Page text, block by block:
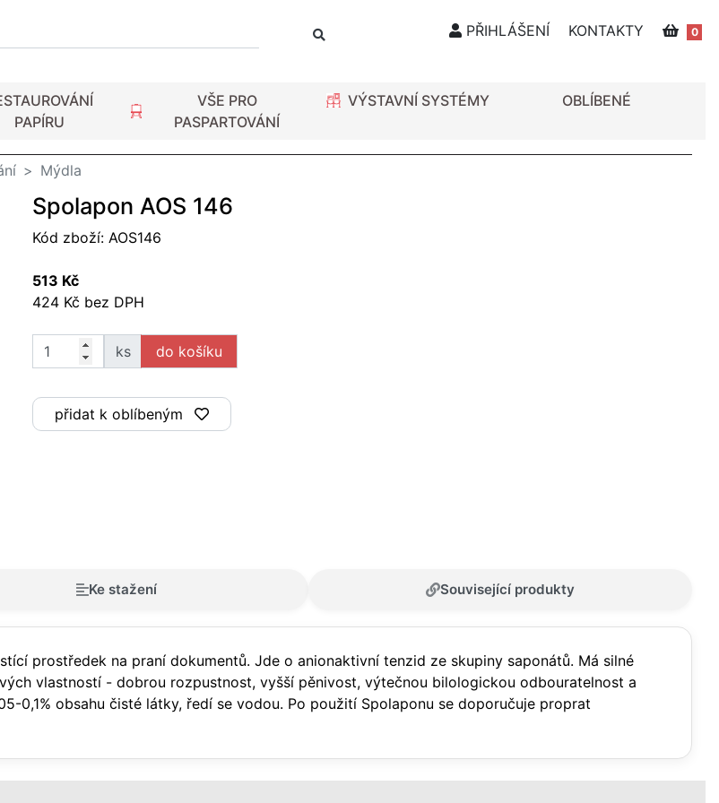
PŘIHLÁŠENÍ KONTAKTY 0
PAPÍRU
VŠE PRO
PASPARTOVÁNÍ
VÝSTAVNÍ SYSTÉMY OBLÍBENÉ
Mýdla
Spolapon AOS 146
Kód zboží: AOS146
513 Kč
424 Kč bez DPH
ks
přidat k oblíbeným
Ke stažení Související produkty
prostředek na praní dokumentů. Jde o anionaktivní tenzid ze skupiny saponátů. Má silné
vlastností - dobrou rozpustnost, vyšší pěnivost, výtečnou bilologickou odbouratelnost a
0,1% obsahu čisté látky, ředí se vodou. Po použití Spolaponu se doporučuje proprat